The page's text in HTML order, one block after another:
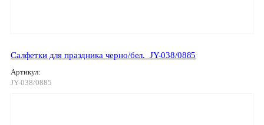
Салфетки для праздника черно/бел._JY-038/0885
Артикул:
JY-038/0885